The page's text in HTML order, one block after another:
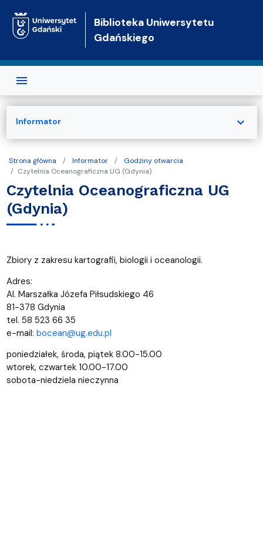
Biblioteka Uniwersytetu
Gdańskiego
Strona główna Informator
Godziny otwarcia
Czytelnia Oceanograficzna UG (Gdynia)
Czytelnia Oceanograficzna UG
(Gdynia)
Zbiory z zakresu kartografii, biologii i oceanologii.
Adres:
Al. Marszałka Józefa Piłsudskiego 46
81-378 Gdynia
tel. 58 523 66 35
e-mail: bocean@ug.edu.pl
poniedziałek, środa, piątek 8.00-15.00
wtorek, czwartek 10.00-17.00
sobota-niedziela nieczynna
Informator expand_more